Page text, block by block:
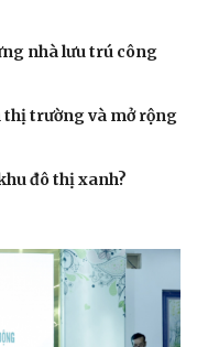
nhà lưu trú công
thị trường và mở rộng
đô thị xanh?